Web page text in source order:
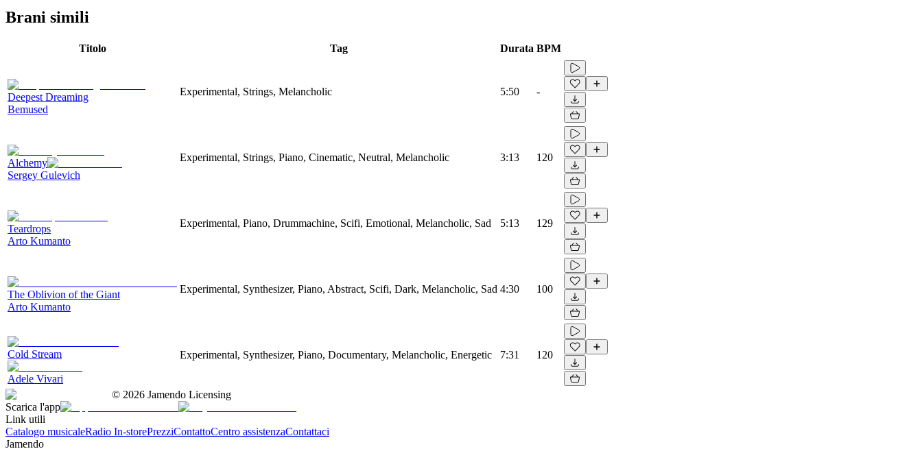
Brani simili
Titolo Tag Durata BPM
Deepest Dreaming
Bemused
Experimental, Strings, Melancholic 5:50 -
Alchemy
Sergey Gulevich
Experimental, Strings, Piano, Cinematic, Neutral, Melancholic 3:13 120
Teardrops
Arto Kumanto
Experimental, Piano, Drummachine, Scifi, Emotional, Melancholic, Sad 5:13 129
The Oblivion of the Giant
Arto Kumanto
Experimental, Synthesizer, Piano, Abstract, Scifi, Dark, Melancholic, Sad 4:30 100
Cold Stream
Adele Vivari
Experimental, Synthesizer, Piano, Documentary, Melancholic, Energetic 7:31 120
© 2026 Jamendo Licensing
Scarica l'app
Link utili
Catalogo musicaleRadio In-storePrezziContattoCentro assistenzaContattaci
Jamendo